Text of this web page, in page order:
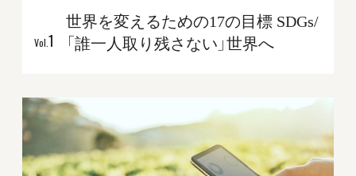
Vol.1
世界を変えるための17の目標 SDGs/
「誰一人取り残さない」世界へ